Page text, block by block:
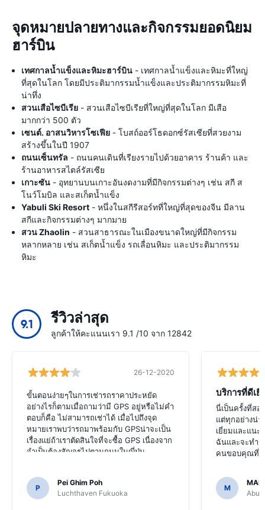
จุดหมายปลายทางและกิจกรรมยอดนิยม
ฮาร์บิน
เทศกาลน้ำแข็งและหิมะฮาร์บิน - เทศกาลน้ำแข็งและหิมะที่ใหญ่
ที่สุดในโลก โดยมีประติมากรรมน้ำแข็งและประติมากรรมหิมะที่
น่าทึ่ง
สวนเสือไซบีเรีย - สวนเสือไซบีเรียที่ใหญ่ที่สุดในโลก มีเสือ
มากกว่า 500 ตัว
เซนต์. อาสนวิหารโซเฟีย - โบสถ์ออร์โธดอกซ์รัสเซียที่สวยงาม
สร้างขึ้นในปี 1907
ถนนเซ็นทรัล - ถนนคนเดินที่เรียงรายไปด้วยอาคาร ร้านค้า และ
ร้านอาหารสไตล์รัสเซีย
เกาะซัน - อุทยานบนเกาะอันงดงามที่มีกิจกรรมต่างๆ เช่น สกี ส
โนว์โมบิล และสเก็ตน้ำแข็ง
Yabuli Ski Resort - หนึ่งในสกีรีสอร์ทที่ใหญ่ที่สุดของจีน มีลาน
สกีและกิจกรรมต่างๆ มากมาย
สวน Zhaolin - สวนสาธารณะในเมืองขนาดใหญ่ที่มีกิจกรรม
หลากหลาย เช่น สเก็ตน้ำแข็ง รถเลื่อนหิมะ และประติมากรรม
หิมะ
9.1 รีวิวล่าสุด
ลูกค้าให้คะแนนเรา 9.1 /10 จาก 12842
26-12-2020
ขั้นตอนง่ายๆในการเช่ารถราคาประหยัด
อย่างไรก็ตามเมื่อถามว่ามี GPS อยู่หรือไม่คำ
ตอบก็คือ ไม่สามารถเช่าได้ เมื่อไปถึงจุด
หมายเราพบว่ารถมาพร้อมกับ GPSน่าจะเป็น
เรื่องแย่ถ้าเราตัดสินใจที่จะซื้อ GPS เนื่องจาก
จำเป็นต้องสัญจรไปตามถนนในญี่ปุ่น
P
Pei Ghim Poh
Luchthaven Fukuoka
บริการที่ดีเยี่
นี่เป็นครั้งที่สอ
แต่ทุกอย่างน่
เยี่ยมและแน
ฉันและจะทำแ
คนขอบคุณที่ท
M
Abu